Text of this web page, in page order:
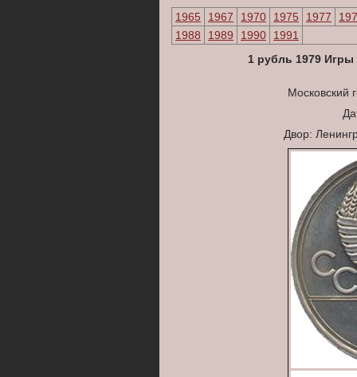
1965
1967 1970 1975 1977
1988
1989 1990
1991
1 рубль 1979
Московский
Двор: